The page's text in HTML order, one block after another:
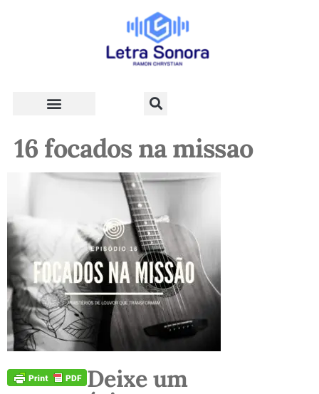
16 focados na missao
Deixe um